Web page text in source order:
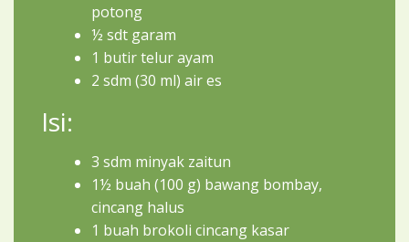
potong
½ sdt garam
1 butir telur ayam
2 sdm (30 ml) air es
Isi:
3 sdm minyak zaitun
1½ buah (100 g) bawang bombay,
cincang halus
1 buah brokoli cincang kasar